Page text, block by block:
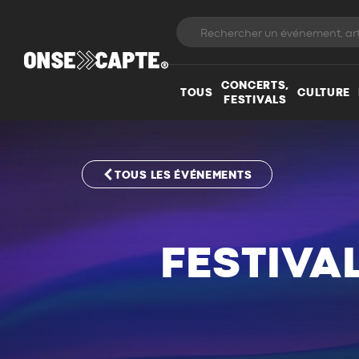
TOUS
CONCERTS,
FESTIVALS
CULTURE
TOUS LES ÉVÉNEMENTS